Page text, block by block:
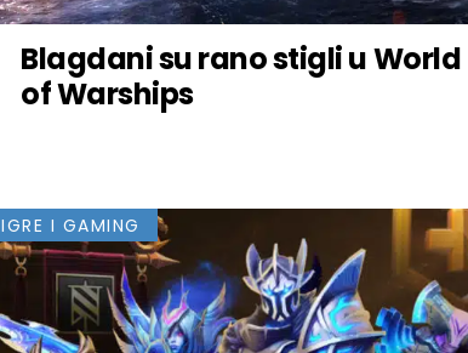
Blagdani su rano stigli u World
of Warships
IGRE I GAMING